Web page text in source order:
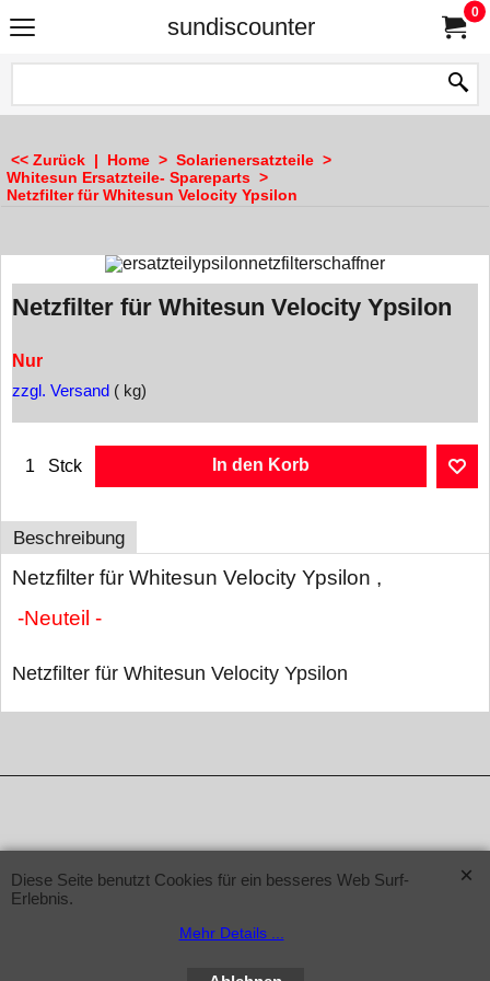
sundiscounter
0
<< Zurück | Home > Solarienersatzteile >
Whitesun Ersatzteile- Spareparts >
Netzfilter für Whitesun Velocity Ypsilon
Netzfilter für Whitesun Velocity Ypsilon
Nur
zzgl. Versand kg
Stck In den Korb
Beschreibung
Netzfilter für Whitesun Velocity Ypsilon ,
-Neuteil -
Netzfilter für Whitesun Velocity Ypsilon
Diese Seite benutzt Cookies für ein besseres Web Surf-
Erlebnis.
Mehr Details ...